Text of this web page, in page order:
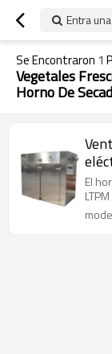
Entra
Se Encontraron 1
Vegetales
Horno De
El